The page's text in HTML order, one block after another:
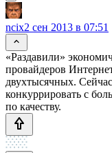
ncix2 сен 2013 в 07:51
«Раздавили»
провайдеров
двухтысячных.
конкуррировать с
по качеству.